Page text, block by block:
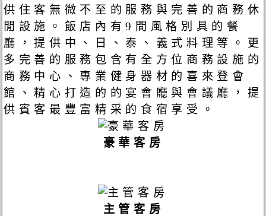
供住客無微不至的服務與完善的商務休
閒設施。飯店內有9間風格別具的餐
廳，提供中、日、泰、義式料理等。更
多完善的服務包含有全方位商務設施的
商務中心、專業健身器材的喜來登會
館、精心打造的的宴會廳與會議廳，提
供賓客最豐富精采的食宿享受。
豪華客房
主管客房